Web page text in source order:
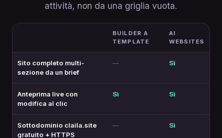
attività, non da una griglia vuota.
BUILDER A
TEMPLATE
AI
WEBSITES
Sito completo multi-
sezione da un brief
— Sì
Anteprima live con
modifica al clic
Sì Sì
Sottodominio claila.site
gratuito + HTTPS
— Sì